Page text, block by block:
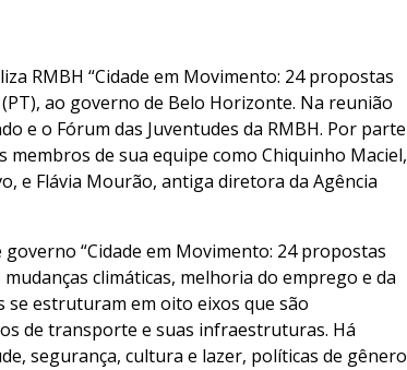
RMBH “Cidade em Movimento: 24 propostas
ao governo de Belo Horizonte. Na reunião
e o Fórum das Juventudes da RMBH. Por parte
de sua equipe como Chiquinho Maciel,
e Flávia Mourão, antiga diretora da Agência
“Cidade em Movimento: 24 propostas
climáticas, melhoria do emprego e da
se estruturam em oito eixos que são
de transporte e suas infraestruturas. Há
segurança, cultura e lazer, políticas de gênero